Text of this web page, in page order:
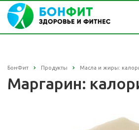
БонФит Продукты Масла и жиры:
Маргарин: